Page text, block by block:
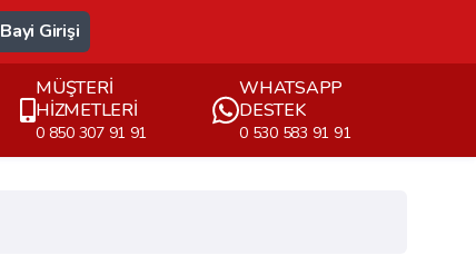
Bayi Girişi
MÜŞTERİ
HİZMETLERİ
0 850 307 91 91
WHATSAPP
DESTEK
0 530 583 91 91